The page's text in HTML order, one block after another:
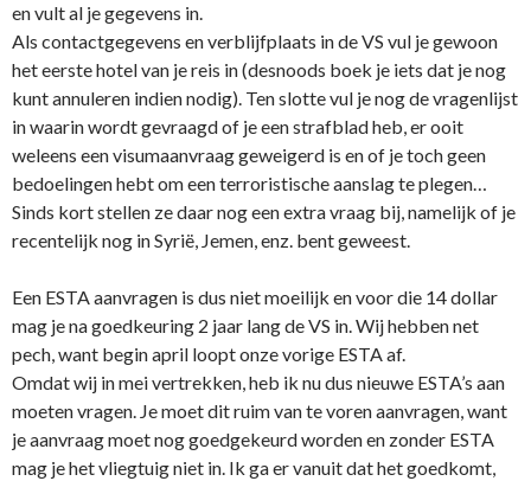
en vult al je gegevens in.
Als contactgegevens en verblijfplaats in de VS vul je gewoon
het eerste hotel van je reis in (desnoods boek je iets dat je nog
kunt annuleren indien nodig). Ten slotte vul je nog de vragenlijst
in waarin wordt gevraagd of je een strafblad heb, er ooit
weleens een visumaanvraag geweigerd is en of je toch geen
bedoelingen hebt om een terroristische aanslag te plegen…
Sinds kort stellen ze daar nog een extra vraag bij, namelijk of je
recentelijk nog in Syrië, Jemen, enz. bent geweest.
Een ESTA aanvragen is dus niet moeilijk en voor die 14 dollar
mag je na goedkeuring 2 jaar lang de VS in. Wij hebben net
pech, want begin april loopt onze vorige ESTA af.
Omdat wij in mei vertrekken, heb ik nu dus nieuwe ESTA’s aan
moeten vragen. Je moet dit ruim van te voren aanvragen, want
je aanvraag moet nog goedgekeurd worden en zonder ESTA
mag je het vliegtuig niet in. Ik ga er vanuit dat het goedkomt,